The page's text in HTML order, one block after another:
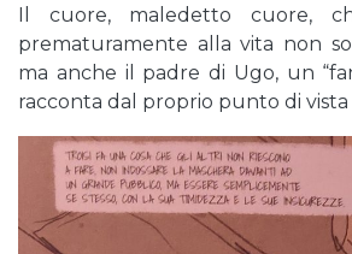
Il cuore, maledetto cuore,
prematuramente alla vita non
ma anche il padre di Ugo, un
racconta dal proprio punto di vista